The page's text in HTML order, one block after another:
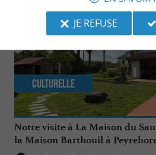
Notre visite à La Maison du
la Maison Barthouil à
Culturelle
JE REFUSE